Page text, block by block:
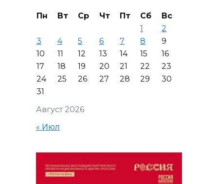
Август 2026
Пн Вт Ср Чт Пт Сб
Вс
1
2
3
4 5 6 7 8
9
10
11 12 13 14 15
16
17
18 19 20 21 22
23
24
25 26 27 28 29
30
31
« Июл